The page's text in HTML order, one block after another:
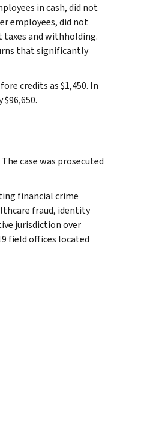
in cash, did not
employees, did not
taxes and withholding.
that significantly
credits as $1,450. In
case was prosecuted
financial crime
fraud, identity
jurisdiction over
field offices located